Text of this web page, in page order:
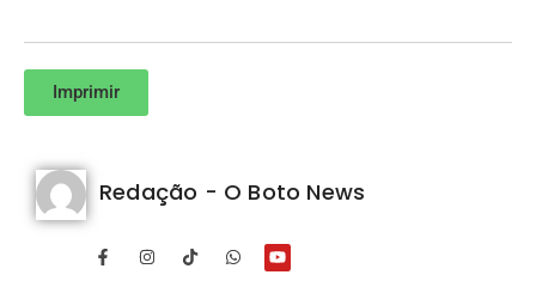
Imprimir
Redação - O Boto News